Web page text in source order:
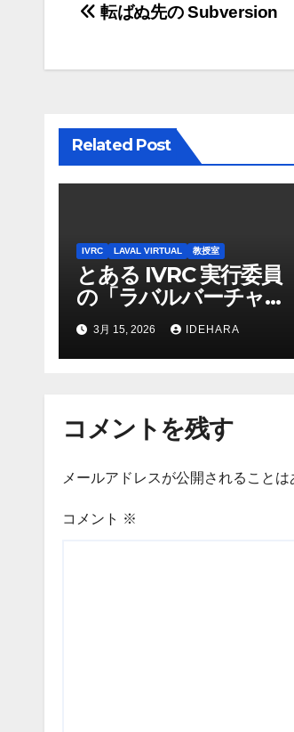
投
ビ
ゲ
シ
ョ
ン
転ばぬ先の Subversion
Related Post
IVRC LAVAL VIRTUAL 教授室
とある IVRC 実行委員
の「ラバルバーチャ
ル」でのサポートにか
ける思いと願い
（2025 年 Discord 上
3月 15, 2026 IDEHARA
コメントを残す
メールアドレスが公開されることは
コメント ※